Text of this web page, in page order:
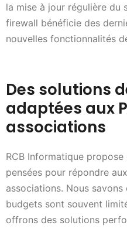
la mise à jour régulière du
firewall bénéficie des
nouvelles fonctionnalités
Des solutions
adaptées aux
associations
RCB Informatique
pensées pour répondre
associations. Nous
budgets sont souvent
offrons des solutions